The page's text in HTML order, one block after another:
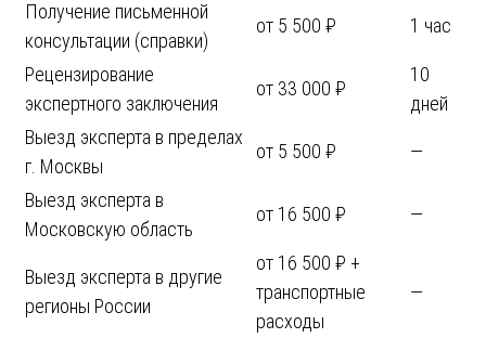
Получение письменной
консультации (справки)
от 5 500 ₽ 1 час
Рецензирование
экспертного заключения
от 33 000 ₽
10
дней
Выезд эксперта в пределах
г. Москвы
от 5 500 ₽ —
Выезд эксперта в
Московскую область
от 16 500 ₽ —
Выезд эксперта в другие
регионы России
от 16 500 ₽ +
транспортные
расходы
—